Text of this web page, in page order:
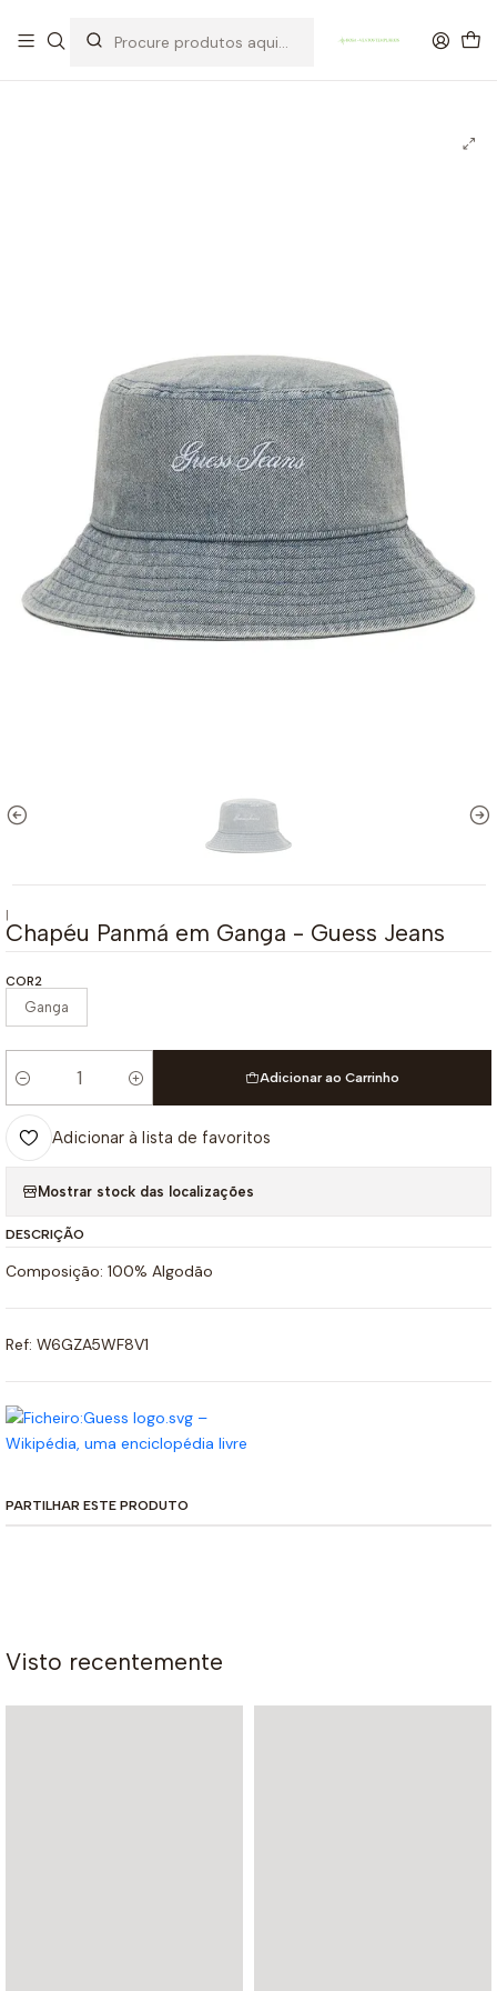
OFERTA DE PORTES DE ENVIO em compras para Portugal superiores a
80€ de artigos sem promoção
|
Chapéu Panmá em Ganga - Guess Jeans
COR2
Ganga
Quantidade
Adicionar ao Carrinho
Adicionar à lista de favoritos
Mostrar stock das localizações
DESCRIÇÃO
Composição: 100% Algodão
Ref: W6GZA5WF8V1
PARTILHAR ESTE PRODUTO
Visto recentemente